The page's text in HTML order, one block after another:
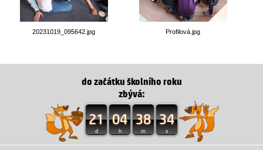
20231019_095642.jpg Profilová.jpg
do začátku školního roku
zbývá:
21
d
04
h
38
m
33
s